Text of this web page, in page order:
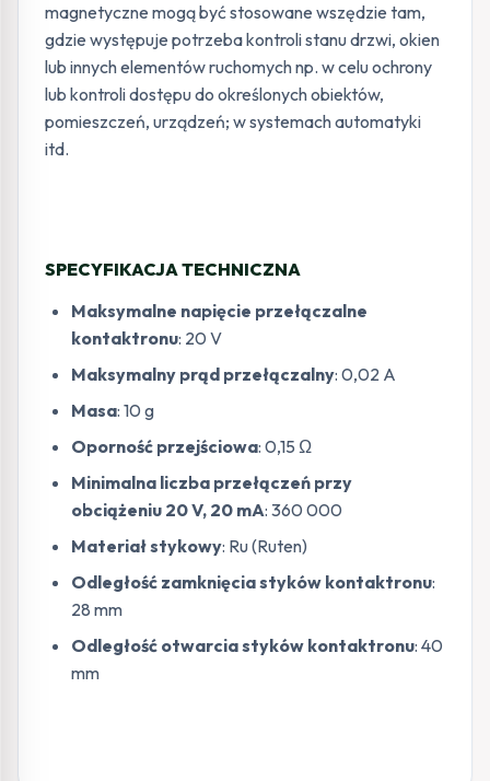
magnetyczne mogą być stosowane wszędzie tam,
gdzie występuje potrzeba kontroli stanu drzwi, okien
lub innych elementów ruchomych np. w celu ochrony
lub kontroli dostępu do określonych obiektów,
pomieszczeń, urządzeń; w systemach automatyki
itd.
SPECYFIKACJA TECHNICZNA
Maksymalne napięcie przełączalne
kontaktronu: 20 V
Maksymalny prąd przełączalny: 0,02 A
Masa: 10 g
Oporność przejściowa: 0,15 Ω
Minimalna liczba przełączeń przy
obciążeniu 20 V, 20 mA: 360 000
Materiał stykowy: Ru (Ruten)
Odległość zamknięcia styków kontaktronu:
28 mm
Odległość otwarcia styków kontaktronu: 40
mm